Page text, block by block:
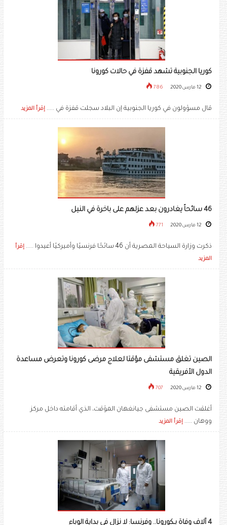
كوريا الجنوبية تشهد قفزة في حالات كورونا
786
قال مسؤولون في كوريا الجنوبية إن البلاد سجلت قفزة في ..... إقرأ المزيد
46 سائحاً يغادرون بعد عزلهم على باخرة في النيل
771
ذكرت وزارة السياحة المصرية أن 46 سائحًا فرنسيًا وأميركيًا أعيدوا .....
إقرأ
المزيد
الصين تغلق مستشفى مؤقتا لعلاج مرضى كورونا وتعرض مساعدة
الدول الأفريقية
707
أغلقت الصين مستشفى جيانغهان المؤقت، الذي أقامته داخل مركز
ووهان ..... إقرأ المزيد
4 آلاف وفاة بـكورونا.. وفرنسا: لا نزال في بداية الوباء